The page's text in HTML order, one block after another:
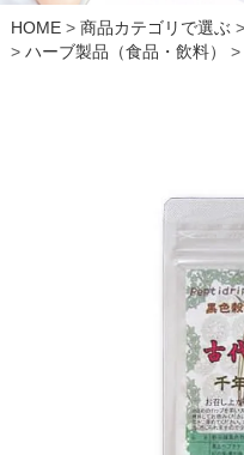
HOME 商品カテゴリで選ぶ
ハーブ製品（食品・飲料）